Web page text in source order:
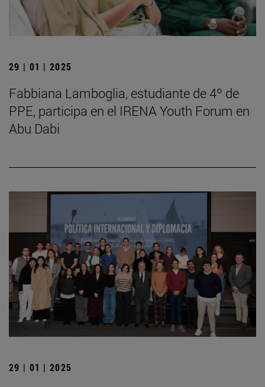
29 | 01 | 2025
Fabbiana Lamboglia, estudiante de 4º de
PPE, participa en el IRENA Youth Forum en
Abu Dabi
29 | 01 | 2025